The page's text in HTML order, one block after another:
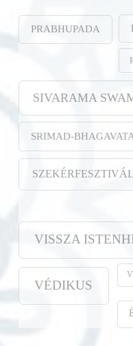
PRABHUPADA
SIVARAMA
SRIMAD-
SZEKÉRFESZTIVÁL
VISSZA
VÉDIKUS